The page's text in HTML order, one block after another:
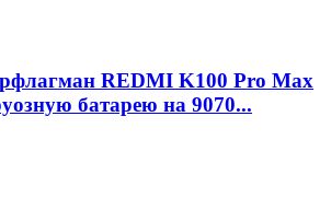
REDMI K100 Pro Max
батарею на 9070...